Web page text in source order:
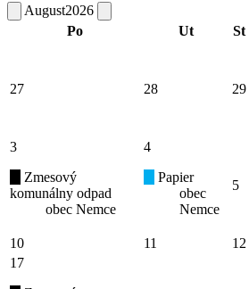
August2026
Po
Ut St
27 28 29
3
Zmesový
komunálny odpad
obec Nemce
4
Papier
obec
Nemce
5
10 11 12
17